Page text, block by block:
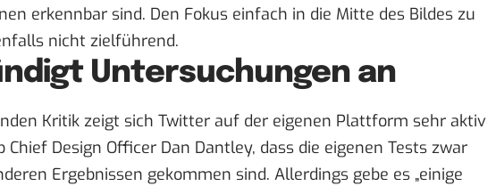
erkennbar sind. Den Fokus einfach in die Mitte des Bildes zu
nicht zielführend.
Untersuchungen an
Kritik zeigt sich Twitter auf der eigenen Plattform sehr aktiv
Chief Design Officer Dan Dantley, dass die eigenen Tests zwar
Ergebnissen gekommen sind. Allerdings gebe es „einige